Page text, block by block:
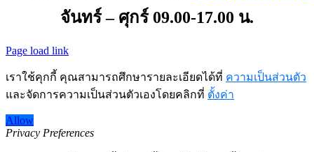
จันทร์ – ศุกร์ 09.00-17.00 น.
Page load link
เราใช้คุกกี้ คุณสามารถศึกษารายละเอียดได้ที่ ความเป็นส่วนตัว
และจัดการความเป็นส่วนตัวเองโดยคลิกที่ ตั้งค่า
Allow
Privacy Preferences